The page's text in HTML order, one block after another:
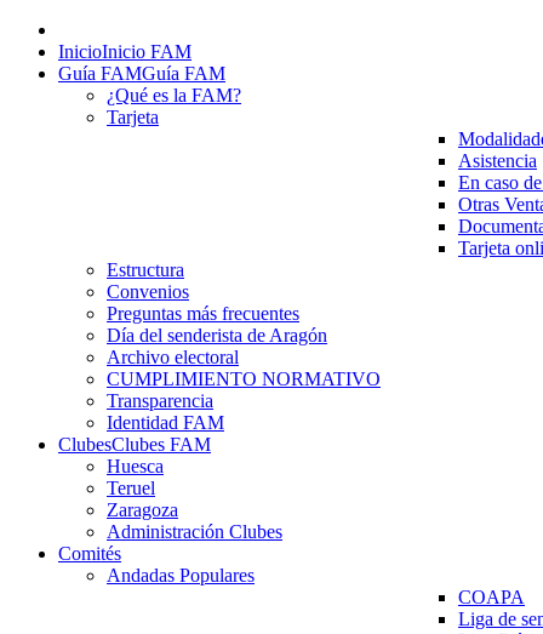
InicioInicio FAM
Guía FAMGuía FAM
¿Qué es la FAM?
Tarjeta
Asistencia
En caso
Otras
Tarjeta
Estructura
Convenios
Preguntas más frecuentes
Día del senderista de Aragón
Archivo electoral
CUMPLIMIENTO NORMATIVO
Transparencia
Identidad FAM
ClubesClubes FAM
Huesca
Teruel
Zaragoza
Administración Clubes
Comités
Andadas Populares
COAPA
Liga de